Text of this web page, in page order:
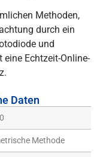
Methoden,
durch ein
und
Echtzeit-Online-
Daten
Methode